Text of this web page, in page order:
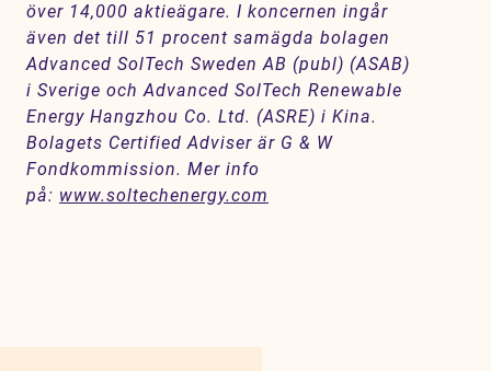
över 14,000 aktieägare. I koncernen ingår
även det till 51 procent samägda bolagen
Advanced SolTech Sweden AB (publ) (ASAB)
i Sverige och Advanced SolTech Renewable
Energy Hangzhou Co. Ltd. (ASRE) i Kina.
Bolagets Certified Adviser är G & W
Fondkommission. Mer info
på: www.soltechenergy.com